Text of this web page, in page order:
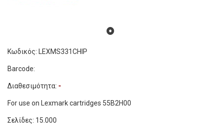
Κωδικός: LEXMS331CHIP
Barcode:
Διαθεσιμότητα: -
For use on Lexmark cartridges 55B2H00
Σελίδες: 15.000